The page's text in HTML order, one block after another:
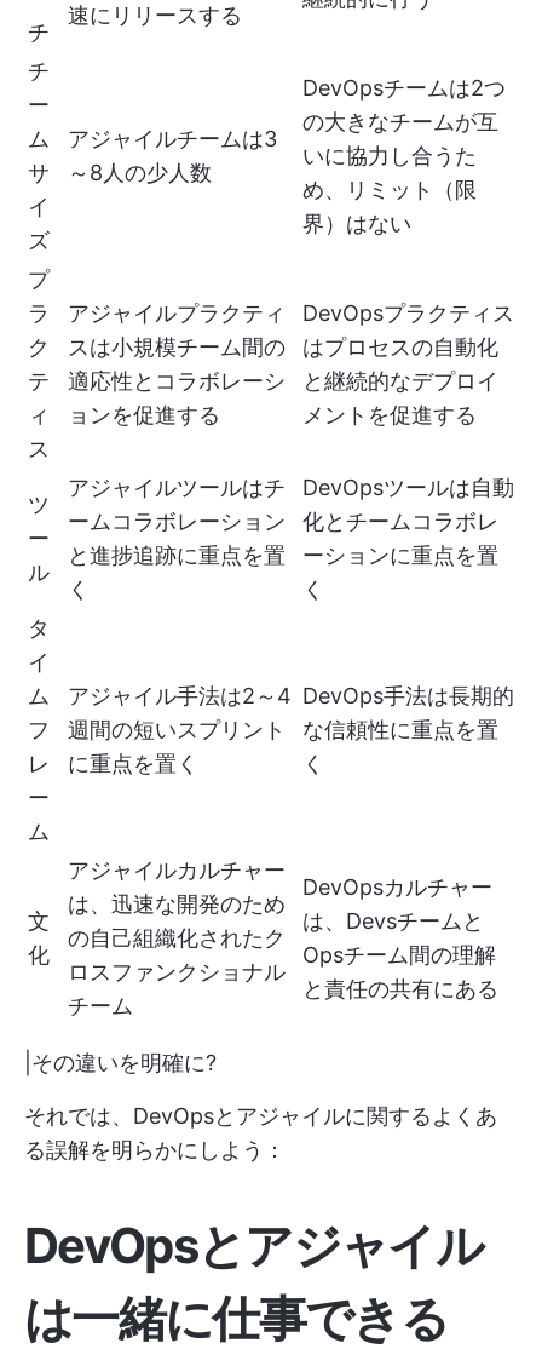
チ
速にリリースする
チ
ー
ム
サ
イ
ズ
アジャイルチームは3
～8人の少人数
DevOpsチームは2つ
の大きなチームが互
いに協力し合うた
め、リミット（限
界）はない
プ
ラ
ク
テ
ィ
ス
アジャイルプラクティ
スは小規模チーム間の
適応性とコラボレーシ
ョンを促進する
DevOpsプラクティス
はプロセスの自動化
と継続的なデプロイ
メントを促進する
ツ
ー
ル
アジャイルツールはチ
ームコラボレーション
と進捗追跡に重点を置
く
DevOpsツールは自動
化とチームコラボレ
ーションに重点を置
く
タ
イ
ム
フ
レ
ー
ム
アジャイル手法は2～4
週間の短いスプリント
に重点を置く
DevOps手法は長期的
な信頼性に重点を置
く
文
化
アジャイルカルチャー
は、迅速な開発のため
の自己組織化されたク
ロスファンクショナル
チーム
DevOpsカルチャー
は、Devsチームと
Opsチーム間の理解
と責任の共有にある
|その違いを明確に?
それでは、DevOpsとアジャイルに関するよくあ
る誤解を明らかにしよう：
DevOpsとアジャイル
は一緒に仕事できる